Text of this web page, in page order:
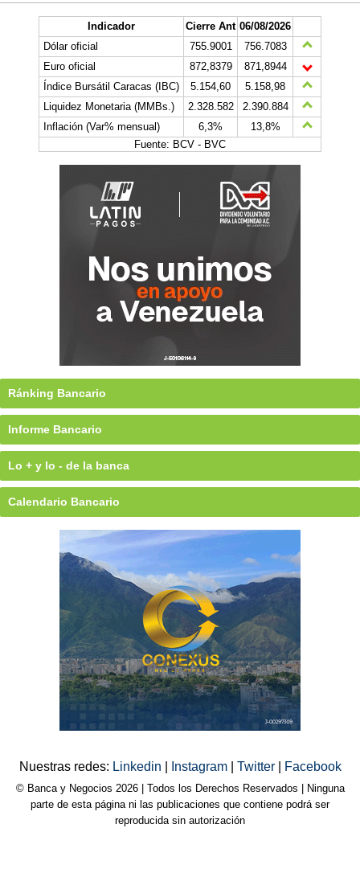
Indicador Cierre Ant 06/08/2026
Dólar oficial
755.9001
756.7083
Euro oficial
872,8379
871,8944
Índice Bursátil Caracas (IBC)
5.154,60
5.158,98
Liquidez Monetaria (MMBs.)
2.328.582
2.390.884
Inflación (Var% mensual)
6,3%
13,8%
Fuente: BCV - BVC
Ránking Bancario
Informe Bancario
Lo + y lo - de la banca
Calendario Bancario
Nuestras redes: Linkedin Instagram Twitter Facebook
© Banca y Negocios 2026 | Todos los Derechos Reservados | Ninguna
parte de esta página ni las publicaciones que contiene podrá ser
reproducida sin autorización